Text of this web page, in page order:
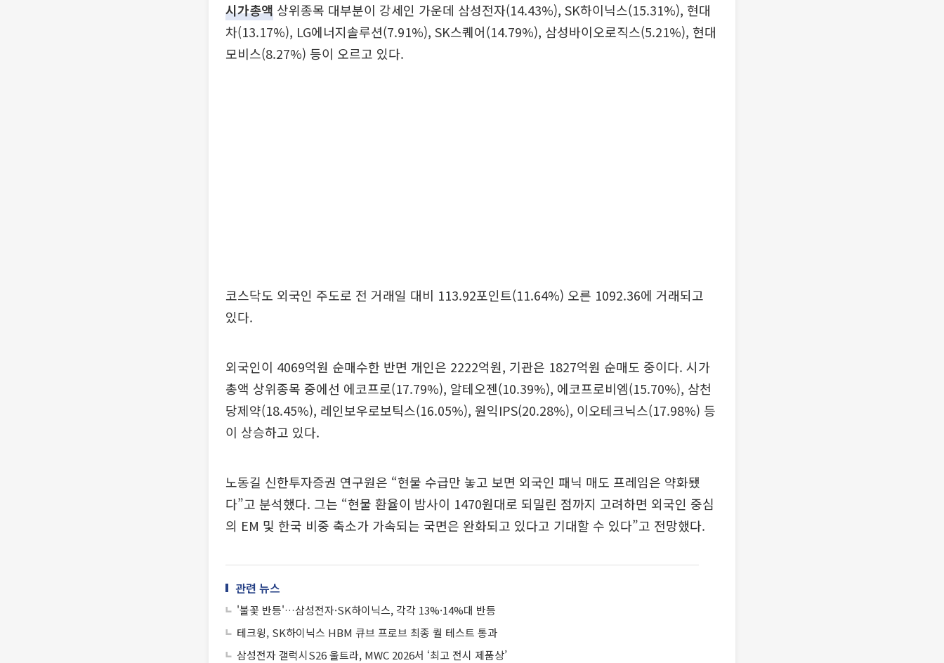
시가총액 상위종목 대부분이 강세인 가운데 삼성전자(14.43%), SK하이닉스(15.31%), 현대
차(13.17%), LG에너지솔루션(7.91%), SK스퀘어(14.79%), 삼성바이오로직스(5.21%), 현대
모비스(8.27%) 등이 오르고 있다.
코스닥도 외국인 주도로 전 거래일 대비 113.92포인트(11.64%) 오른 1092.36에 거래되고
있다.
외국인이 4069억원 순매수한 반면 개인은 2222억원, 기관은 1827억원 순매도 중이다. 시가
총액 상위종목 중에선 에코프로(17.79%), 알테오젠(10.39%), 에코프로비엠(15.70%), 삼천
당제약(18.45%), 레인보우로보틱스(16.05%), 원익IPS(20.28%), 이오테크닉스(17.98%) 등
이 상승하고 있다.
노동길 신한투자증권 연구원은 “현물 수급만 놓고 보면 외국인 패닉 매도 프레임은 약화됐
다”고 분석했다. 그는 “현물 환율이 밤사이 1470원대로 되밀린 점까지 고려하면 외국인 중심
의 EM 및 한국 비중 축소가 가속되는 국면은 완화되고 있다고 기대할 수 있다”고 전망했다.
관련 뉴스
'불꽃 반등'…삼성전자·SK하이닉스, 각각 13%·14%대 반등
테크윙, SK하이닉스 HBM 큐브 프로브 최종 퀄 테스트 통과
삼성전자 갤럭시S26 울트라, MWC 2026서 ‘최고 전시 제품상’